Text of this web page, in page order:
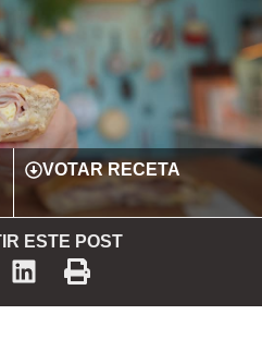
VOTAR RECETA
ESTE POST